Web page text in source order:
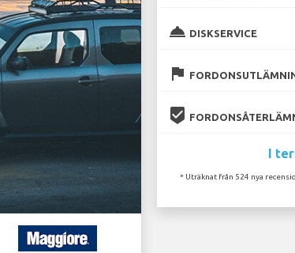
room_service DISKSERVICE
flag
beenhere
I
* Uträknat från 524 nya